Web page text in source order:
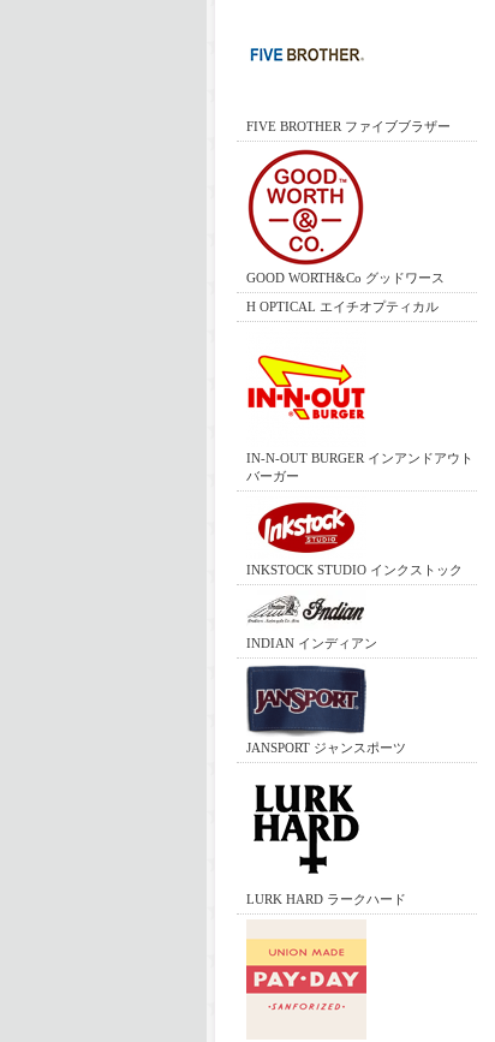
FIVE BROTHER ファイブブラザー
GOOD WORTH&Co グッドワース
H OPTICAL エイチオプティカル
IN-N-OUT BURGER インアンドアウト
バーガー
INKSTOCK STUDIO インクストック
INDIAN インディアン
JANSPORT ジャンスポーツ
LURK HARD ラークハード